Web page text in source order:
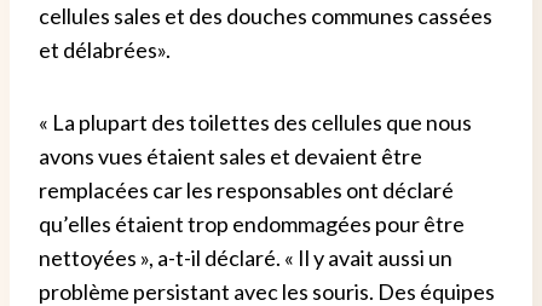
cellules sales et des douches communes cassées
et délabrées».
« La plupart des toilettes des cellules que nous
avons vues étaient sales et devaient être
remplacées car les responsables ont déclaré
qu’elles étaient trop endommagées pour être
nettoyées », a-t-il déclaré. « Il y avait aussi un
problème persistant avec les souris. Des équipes